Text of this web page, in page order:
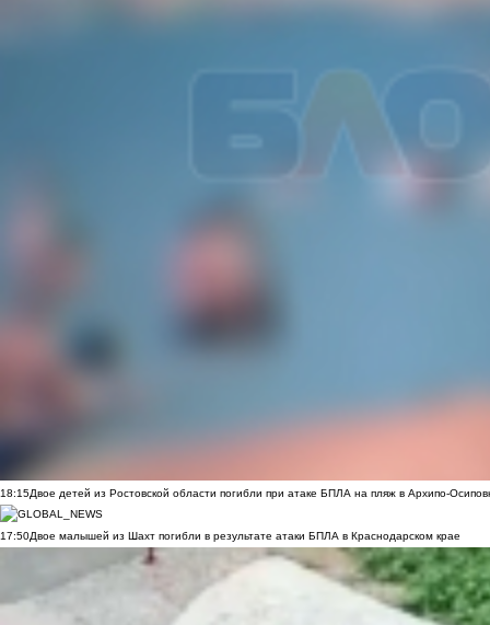
18:15Двое детей из Ростовской области погибли при атаке БПЛА на пляж в Архипо-
17:50Двое малышей из Шахт погибли в результате атаки БПЛА в Краснодарском крае